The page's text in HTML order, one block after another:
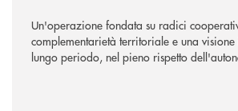
Un'operazione fondata su radici
complementarietà territoriale e una
lungo periodo, nel pieno rispetto
negoziazione esclusiva per la